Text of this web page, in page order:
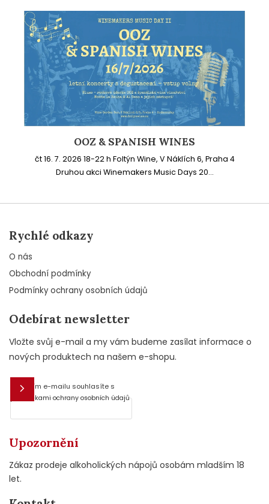
OOZ & SPANISH WINES
čt 16. 7. 2026 18-22 h Foltýn Wine, V Náklích 6, Praha 4
Druhou akci Winemakers Music Days 20...
Rychlé odkazy
O nás
Obchodní podmínky
Podmínky ochrany osobních údajů
Odebírat newsletter
Vložte svůj e-mail a my vám budeme zasílat informace o
nových produktech na našem e-shopu.
E-mail
Vložením e-mailu souhlasíte s
podmínkami ochrany osobních údajů
Upozornění
Zákaz prodeje alkoholických nápojů osobám mladším 18
let.